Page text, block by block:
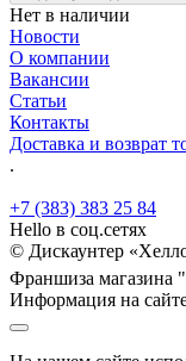
Нет в наличии
Новости
О компании
Вакансии
Статьи
Контакты
Доставка и возврат
.
+7 (383) 383 25 84
Hello в соц.сетях
© Дискаунтер
Франшиза магазина "
Информация на